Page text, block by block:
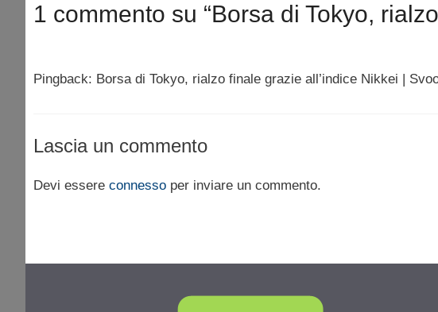
1 commento su “Borsa di Tokyo,
Pingback: Borsa di Tokyo, rialzo finale grazie all’indice Nikkei |
Lascia un commento
Devi essere connesso per inviare un commento.